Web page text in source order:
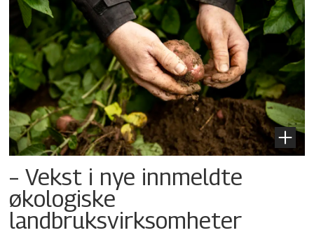
– Vekst i nye innmeldte
økologiske
landbruksvirksomheter